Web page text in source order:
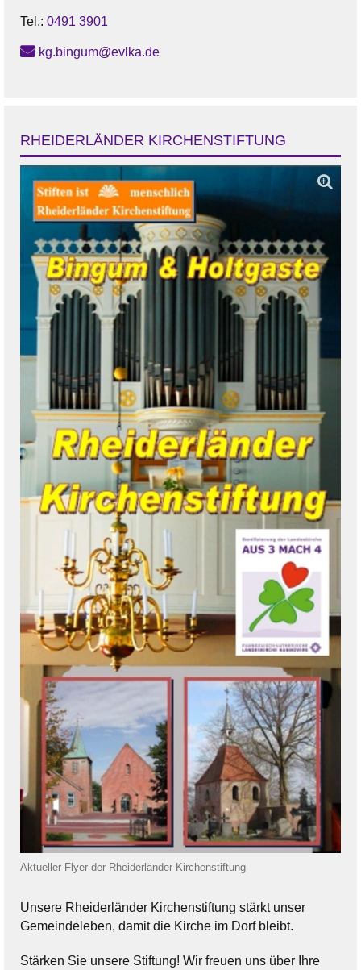
Tel.: 0491 3901
kg.bingum@evlka.de
RHEIDERLÄNDER KIRCHENSTIFTUNG
Aktueller Flyer der Rheiderländer Kirchenstiftung
Unsere Rheiderländer Kirchenstiftung stärkt unser
Gemeindeleben, damit die Kirche im Dorf bleibt.
Stärken Sie unsere Stiftung! Wir freuen uns über Ihre